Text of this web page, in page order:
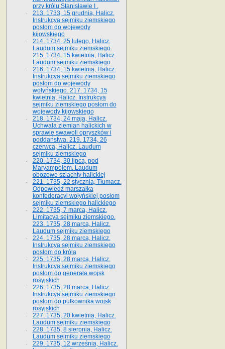
przy królu Stanisławie I .
213. 1733, 15 grudnia, Halicz.
Instrukcya sejmiku ziemskiego
posłom do wojewody
kijowskiego
214. 1734, 25 lutego, Halicz.
Laudum sejmiku ziemskiego.
215. 1734, 15 kwietnia, Halicz.
Laudum sejmiku ziemskiego
216. 1734, 15 kwietnia, Halicz.
Instrukcya sejmiku ziemskiego
posłom do wojewody
wołyńskiego. 217. 1734, 15
kwietnia, Halicz. Instrukcya
sejmiku ziemskiego posłom do
wojewody kijowskiego
218. 1734, 24 maja, Halicz.
Uchwała ziemian halickich w
sprawie swawoli opryszków i
poddaństwa. 219. 1734, 26
czerwca, Halicz. Laudum
sejmiku ziemskiego
220. 1734, 30 lipca, pod
Maryampolem. Laudum
obozowe szlachty halickiej
221. 1735, 22 stycznia, Tłumacz.
Odpowiedź marszałka
konfederacyi wołyńskiej posłom
sejmiku ziemskiego halickiego
222. 1735, 7 marca, Halicz.
Limitacya sejmiku ziemskiego.
223. 1735, 28 marca, Halicz.
Laudum sejmiku ziemskiego
224. 1735, 28 marca, Halicz.
Instrukcya sejmiku ziemskiego
posłom do króla
225. 1735, 28 marca, Halicz.
Instrukcya sejmiku ziemskiego
posłom do generała wojsk
rosyjskich
226. 1735, 28 marca, Halicz.
Instrukcya sejmiku ziemskiego
posłom do pułkownika wojsk
rosyjskich
227. 1735, 20 kwietnia, Halicz.
Laudum sejmiku ziemskiego
228. 1735, 8 sierpnia, Halicz.
Laudum sejmiku ziemskiego
229. 1735, 12 września, Halicz.